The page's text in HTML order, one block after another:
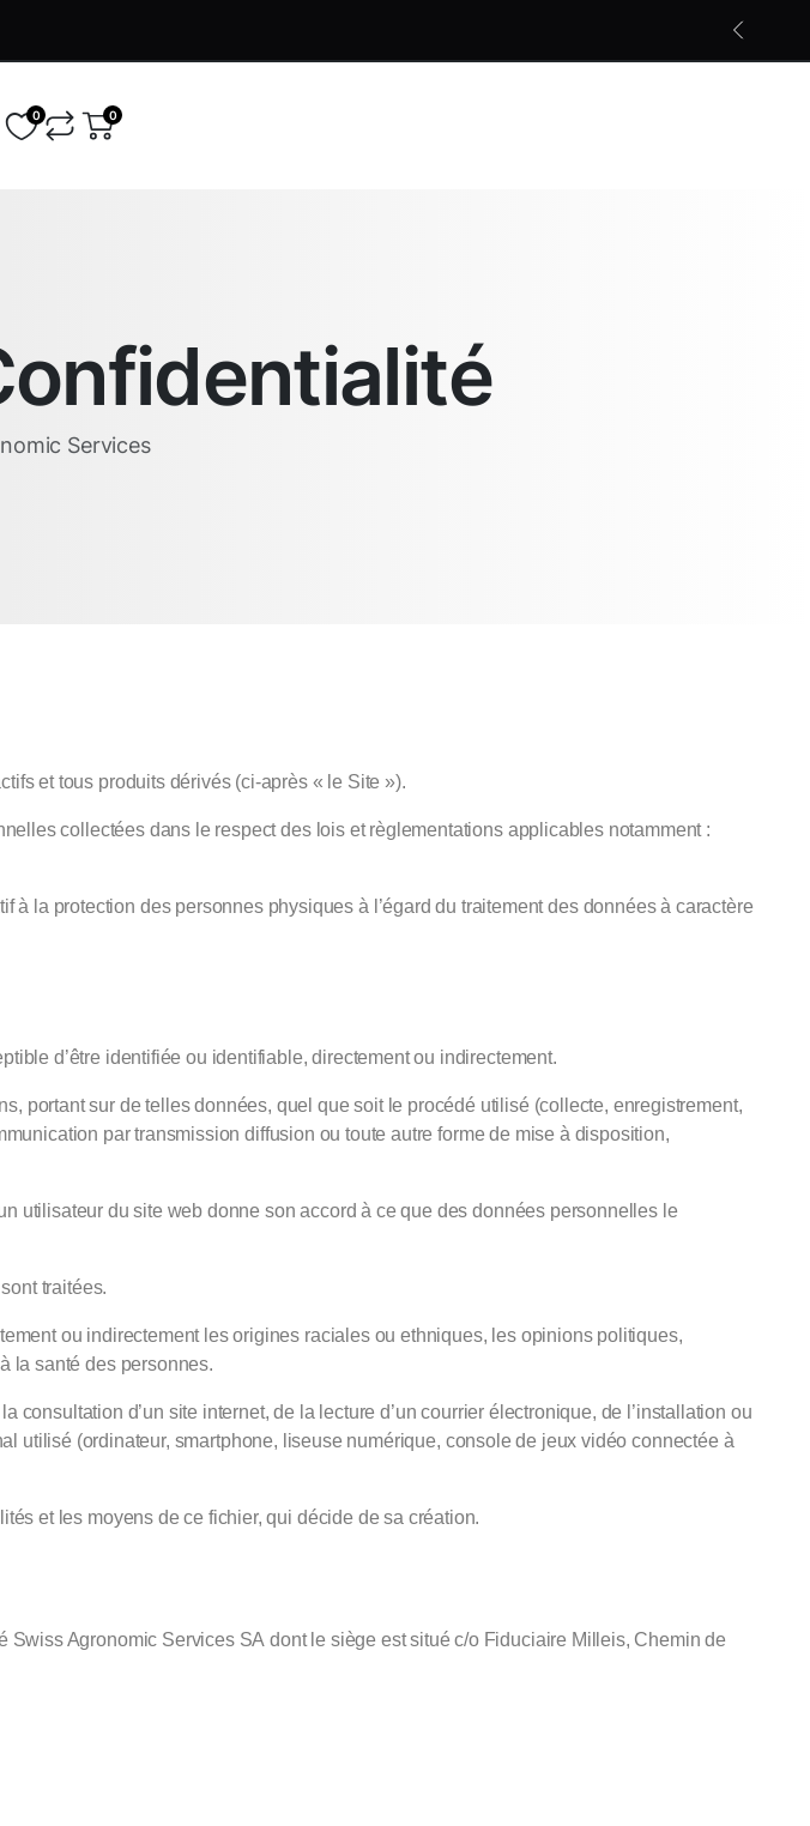
0 0
Services
et tous produits dérivés (ci-après « le Site »).
collectées dans le respect des lois et règlementations applicables notamment :
la protection des personnes physiques à l’égard du traitement des données à caractère
d’être identifiée ou identifiable, directement ou indirectement.
portant sur de telles données, quel que soit le procédé utilisé (collecte, enregistrement,
par transmission diffusion ou toute autre forme de mise à disposition,
utilisateur du site web donne son accord à ce que des données personnelles le
traitées.
ou indirectement les origines raciales ou ethniques, les opinions politiques,
la santé des personnes.
d’un site internet, de la lecture d’un courrier électronique, de l’installation ou
utilisé (ordinateur, smartphone, liseuse numérique, console de jeux vidéo connectée à
et les moyens de ce fichier, qui décide de sa création.
Agronomic Services SA dont le siège est situé c/o Fiduciaire Milleis, Chemin de